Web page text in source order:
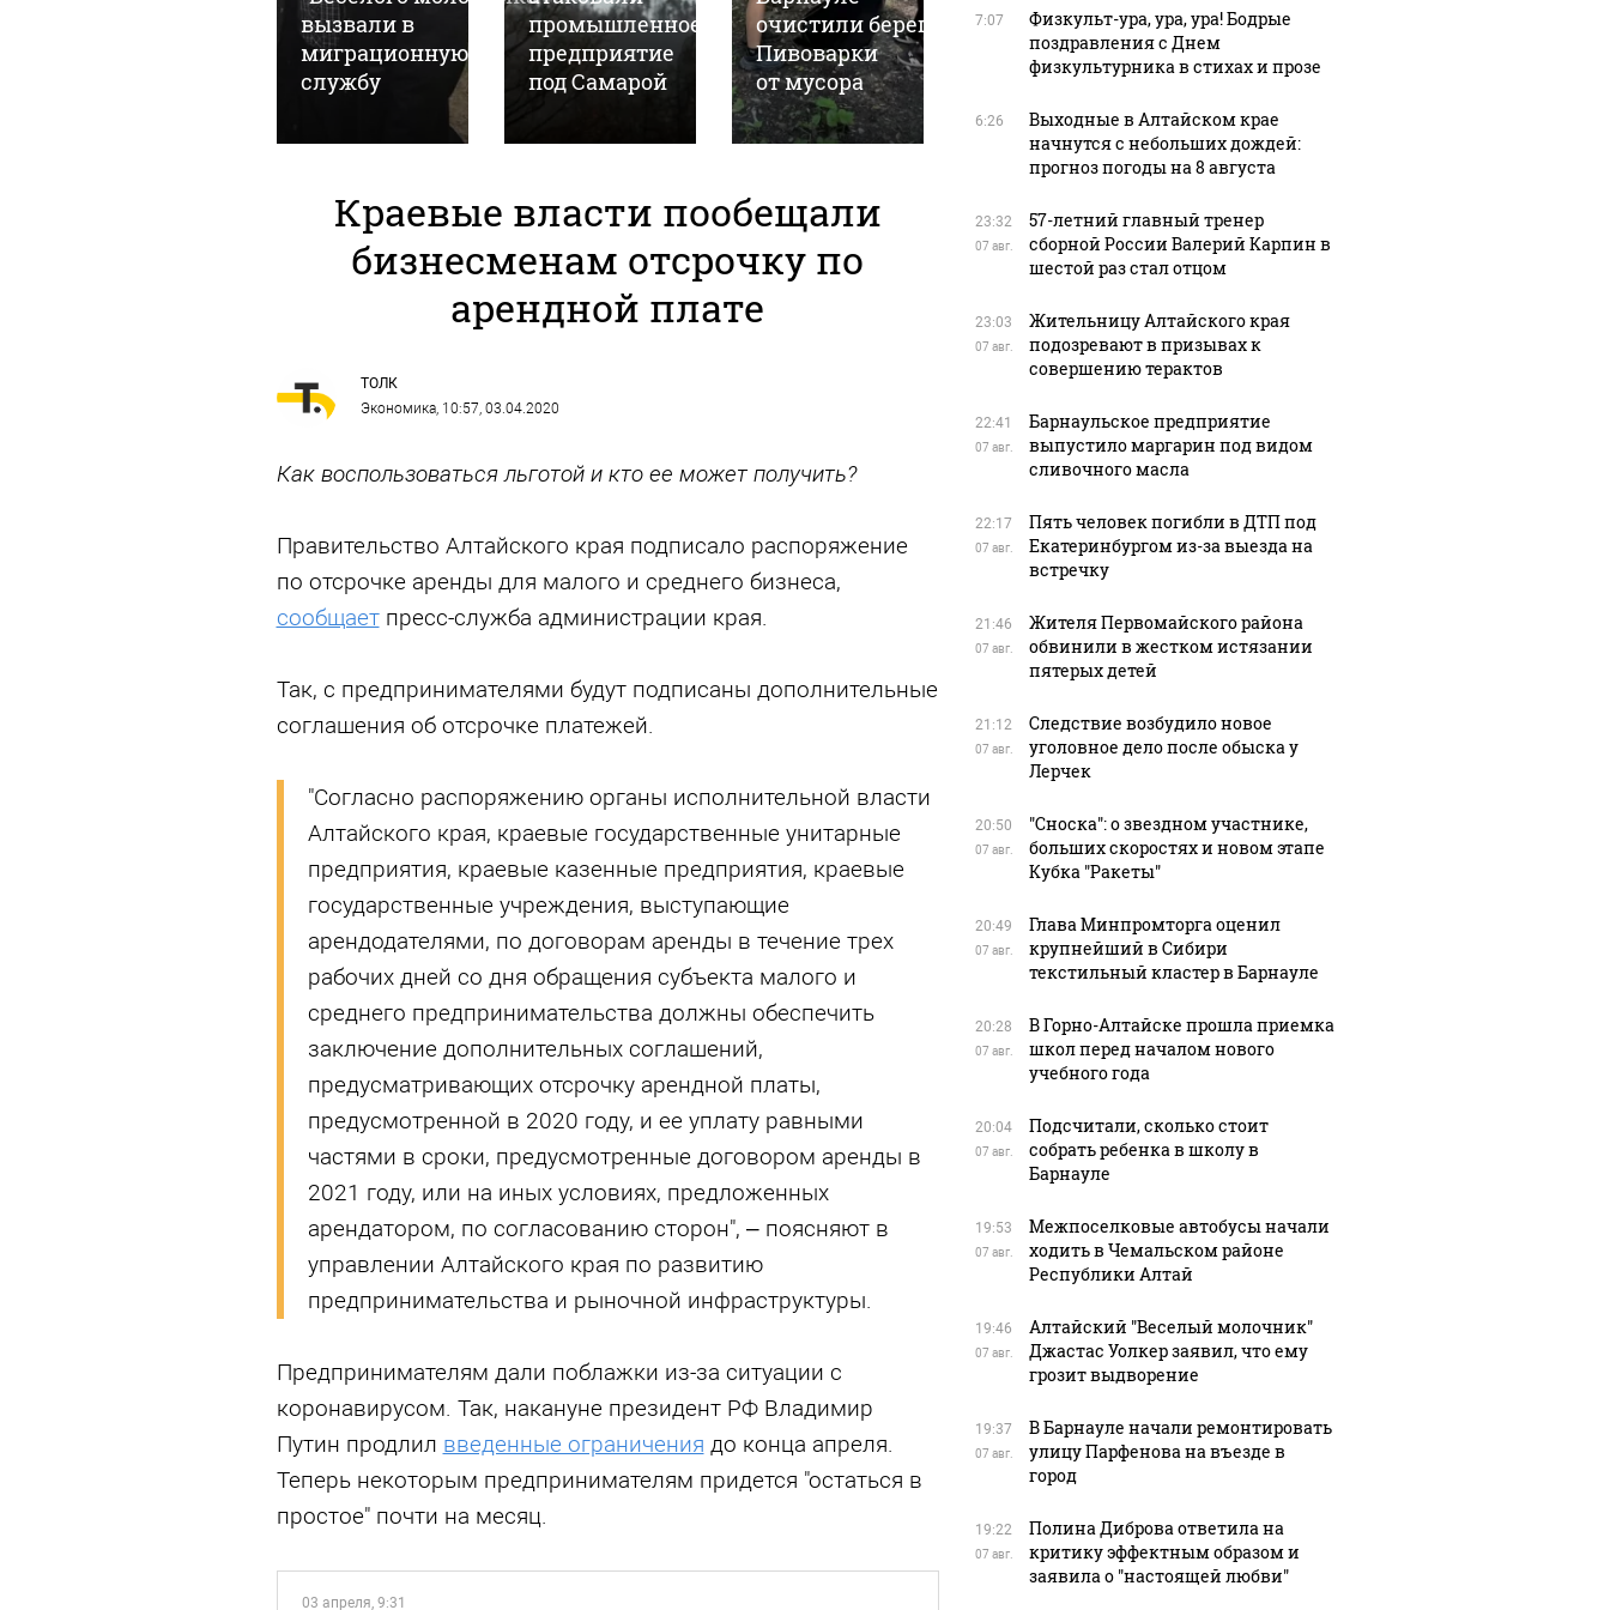
вызвали в
миграционную
службу
промышленное
предприятие
под Самарой
очистили берег
Пивоварки
от мусора
высоты
Нагорного
парка
Новосибирск
—
Белокуриха
Краевые власти пообещали
бизнесменам отсрочку по
арендной плате
ТОЛК
Экономика, 10:57, 03.04.2020
Как воспользоваться льготой и кто ее может получить?
Правительство Алтайского края подписало распоряжение
по отсрочке аренды для малого и среднего бизнеса,
сообщаетпресс-служба администрации края.
Так, с предпринимателями будут подписаны дополнительные
соглашения об отсрочке платежей.
"Согласно распоряжению органы исполнительной власти
Алтайского края, краевые государственные унитарные
предприятия, краевые казенные предприятия, краевые
государственные учреждения, выступающие
арендодателями, по договорам аренды в течение трех
рабочих дней со дня обращения субъекта малого и
среднего предпринимательства должны обеспечить
заключение дополнительных соглашений,
предусматривающих отсрочку арендной платы,
предусмотренной в 2020 году, и ее уплату равными
частями в сроки, предусмотренные договором аренды в
2021 году, или на иных условиях, предложенных
арендатором, по согласованию сторон", – поясняют в
управлении Алтайского края по развитию
предпринимательства и рыночной инфраструктуры.
Предпринимателям дали поблажки из-за ситуации с
коронавирусом. Так, накануне президент РФ Владимир
Путин продлил введенные ограничения до конца апреля.
Теперь некоторым предпринимателям придется "остаться в
простое" почти на месяц.
03 апреля, 9:31
7:07
Физкульт-ура, ура, ура! Бодрые
поздравления с Днем
физкультурника в стихах и прозе
6:26
Выходные в Алтайском крае
начнутся с небольших дождей:
прогноз погоды на 8 августа
23:32
07 авг.
57-летний главный тренер
сборной России Валерий Карпин в
шестой раз стал отцом
23:03
07 авг.
Жительницу Алтайского края
подозревают в призывах к
совершению терактов
22:41
07 авг.
Барнаульское предприятие
выпустило маргарин под видом
сливочного масла
22:17
07 авг.
Пять человек погибли в ДТП под
Екатеринбургом из-за выезда на
встречку
21:46
07 авг.
Жителя Первомайского района
обвинили в жестком истязании
пятерых детей
21:12
07 авг.
Следствие возбудило новое
уголовное дело после обыска у
Лерчек
20:50
07 авг.
"Сноска": о звездном участнике,
больших скоростях и новом этапе
Кубка "Ракеты"
20:49
07 авг.
Глава Минпромторга оценил
крупнейший в Сибири
текстильный кластер в Барнауле
20:28
07 авг.
В Горно-Алтайске прошла приемка
школ перед началом нового
учебного года
20:04
07 авг.
Подсчитали, сколько стоит
собрать ребенка в школу в
Барнауле
19:53
07 авг.
Межпоселковые автобусы начали
ходить в Чемальском районе
Республики Алтай
19:46
07 авг.
Алтайский "Веселый молочник"
Джастас Уолкер заявил, что ему
грозит выдворение
19:37
07 авг.
В Барнауле начали ремонтировать
улицу Парфенова на въезде в
город
19:22
07 авг.
Полина Диброва ответила на
критику эффектным образом и
заявила о "настоящей любви"